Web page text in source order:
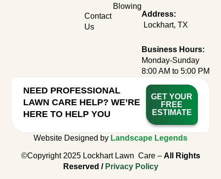
Contact
Us
Blowing
Address:
Lockhart, TX
Business Hours:
Monday-Sunday
8:00 AM to 5:00 PM
NEED PROFESSIONAL
LAWN CARE HELP? WE’RE
HERE TO HELP YOU
GET YOUR
FREE
ESTIMATE
Website Designed by Landscape Legends
©Copyright 2025 Lockhart Lawn Care – All Rights
Reserved / Privacy Policy